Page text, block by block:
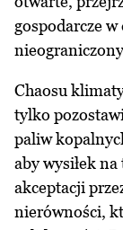
gospodarcze
Chaosu
tylko
paliw
aby wysiłek
akceptacji
nierówności,